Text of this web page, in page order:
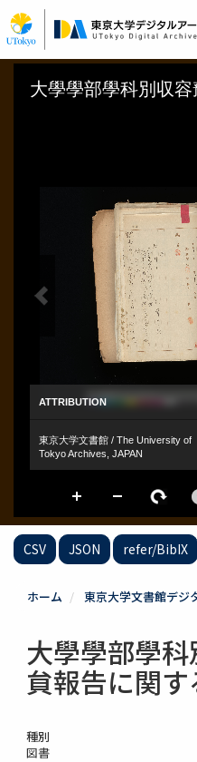
イ
ン
コ
CSV JSON refer/BibIX
ホーム 東京大学文書館デジ
大學學部學
貟報告に関
種別
図書